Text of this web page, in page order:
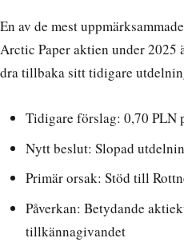
En av de mest
Arctic Paper aktien under 2025
dra tillbaka sitt tidigare
Tidigare förslag: 0,70 PLN
Nytt beslut: Slopad
Primär orsak: Stöd till
Påverkan: Betydande
tillkännagivandet